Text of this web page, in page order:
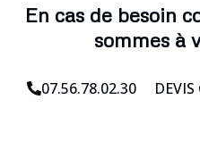
En cas de besoin
sommes à
07.56.78.02.30